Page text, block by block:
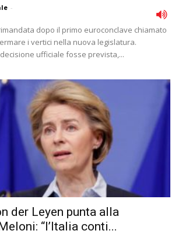
-
dopo il primo euroconclave chiamato
i vertici nella nuova legislatura.
ufficiale fosse prevista,...
der Leyen punta alla
“l’Italia conti...